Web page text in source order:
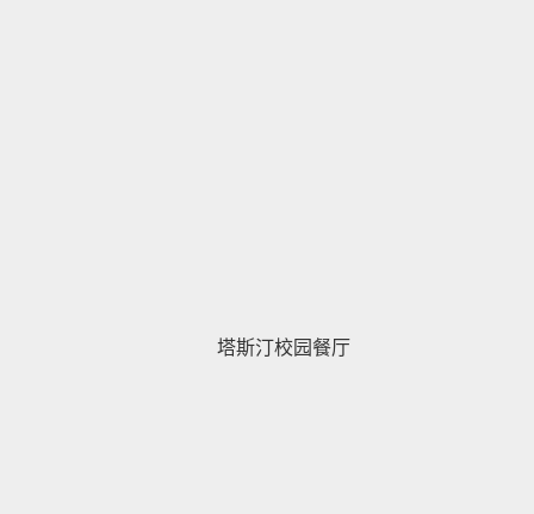
塔斯汀校园餐厅